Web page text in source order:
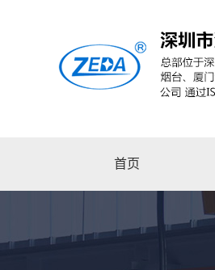
首页